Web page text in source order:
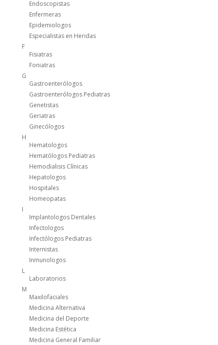
Endoscopistas
Enfermeras
Epidemiologos
Especialistas en Heridas
F
Fisiatras
Foniatras
G
Gastroenterólogos
Gastroenterólogos Pediatras
Genetistas
Geriatras
Ginecólogos
H
Hematologos
Hematólogos Pediatras
Hemodialisis Clínicas
Hepatologos
Hospitales
Homeopatas
I
Implantologos Dentales
Infectologos
Infectólogos Pediatras
Internistas
Inmunologos
L
Laboratorios
M
Maxilofaciales
Medicina Alternativa
Medicina del Deporte
Medicina Estética
Medicina General Familiar